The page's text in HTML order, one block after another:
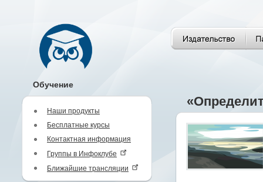
Обучение
Наши продукты
Бесплатные курсы
Контактная информация
Группы в Инфоклубе
Ближайшие трансляции